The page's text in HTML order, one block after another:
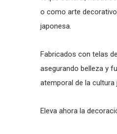
o como arte
japonesa.
Fabricados con telas
asegurando belleza y
atemporal de la
Eleva ahora la